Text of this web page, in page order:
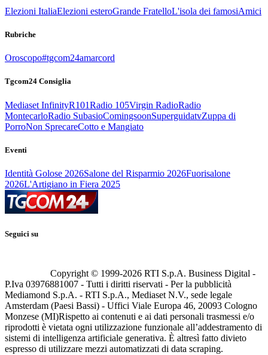
Elezioni ItaliaElezioni esteroGrande FratelloL'isola dei famosiAmici
Rubriche
Oroscopo#tgcom24amarcord
Tgcom24 Consiglia
Mediaset InfinityR101Radio 105Virgin RadioRadio
MontecarloRadio SubasioComingsoonSuperguidatvZuppa di
PorroNon SprecareCotto e Mangiato
Eventi
Identità Golose 2026Salone del Risparmio 2026Fuorisalone
2026L'Artigiano in Fiera 2025
Seguici su
Copyright © 1999-2026 RTI S.p.A. Business Digital -
P.Iva 03976881007 - Tutti i diritti riservati - Per la pubblicità
Mediamond S.p.A. - RTI S.p.A., Mediaset N.V., sede legale
Amsterdam (Paesi Bassi) - Uffici Viale Europa 46, 20093 Cologno
Monzese (MI)Rispetto ai contenuti e ai dati personali trasmessi e/o
riprodotti è vietata ogni utilizzazione funzionale all’addestramento di
sistemi di intelligenza artificiale generativa. È altresì fatto divieto
espresso di utilizzare mezzi automatizzati di data scraping.